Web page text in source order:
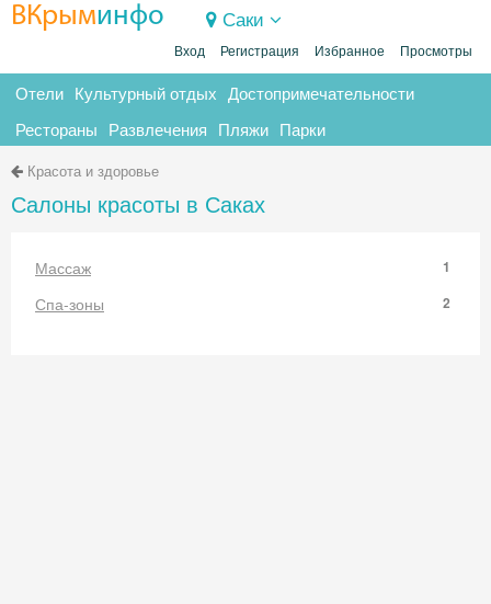
ВКрыминфо Саки
Вход Регистрация Избранное Просмотры
Отели Культурный отдых Достопримечательности
Рестораны Развлечения Пляжи Парки
Красота и здоровье
Салоны красоты в Саках
Массаж 1
Спа-зоны 2